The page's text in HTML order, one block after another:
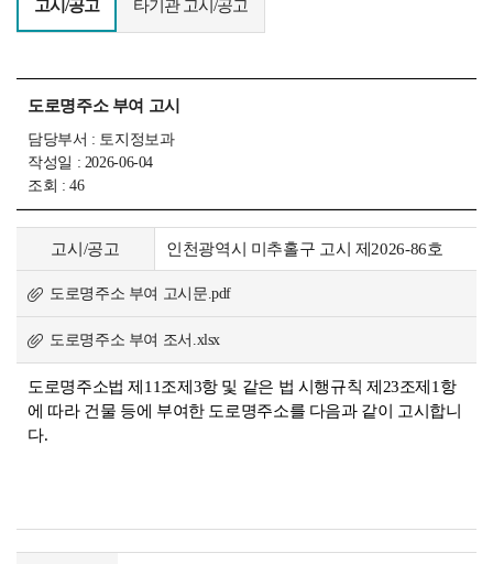
고시/공고 타기관 고시/공고
도로명주소 부여 고시
담당부서 : 토지정보과
작성일 : 2026-06-04
조회 : 46
고시/공고 인천광역시 미추홀구 고시 제2026-86호
도로명주소 부여 고시문.pdf
도로명주소 부여 조서.xlsx
도로명주소법 제11조제3항 및 같은 법 시행규칙 제23조제1항
에 따라 건물 등에 부여한 도로명주소를 다음과 같이 고시합니
다.